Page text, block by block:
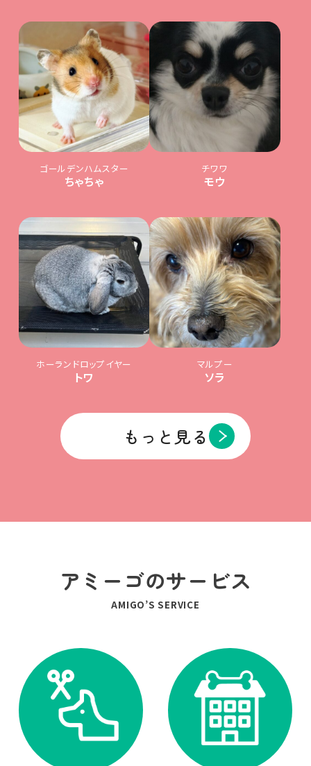
ゴールデンハムスター
ちゃちゃ
チワワ
モウ
ホーランドロップイヤー
トワ
マルプー
ソラ
もっと見る
アミーゴのサービス
AMIGO’S SERVICE